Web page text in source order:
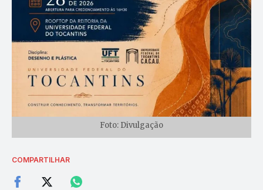
Foto: Divulgação
COMPARTILHAR